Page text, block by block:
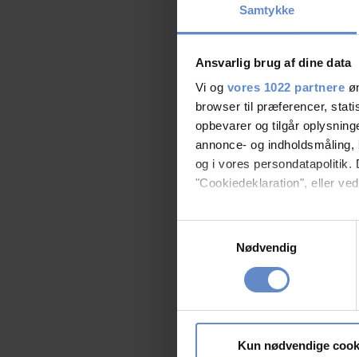
Samtykke
Ansvarlig brug af dine data
Vi og vores 1022 partnere
browser til præferencer,
opbevarer og tilgår
annonce- og
og i vores
"Cookiedeklaration", eller
Hvis du tillader det, vil vi
Indsamle præcise
Dine valg anvendes på hele
Vi bruger cookies til at
vores trafik. Vi deler også
Nødvendig
Kun nødvendige